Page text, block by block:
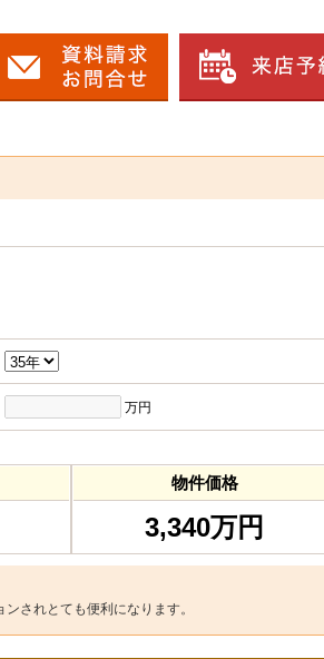
万円
物件価格
3,340万円
されとても便利になります。